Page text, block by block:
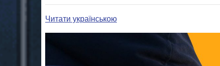
Читати українською